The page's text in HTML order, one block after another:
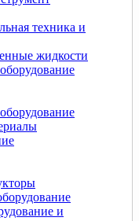
техника и
жидкости
и